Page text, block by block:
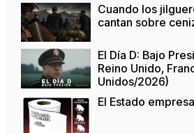
Cuando los
cantan sobre
El Día D: Bajo
Reino Unido,
Unidos/2026)
El Estado